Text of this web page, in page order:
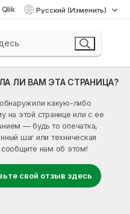
Русский (Изменить)
ЛИ ВАМ ЭТА СТРАНИЦА?
какую-либо
на этой странице или с ее
— будь то опечатка,
шаг или техническая
нам об этом!
свой отзыв здесь